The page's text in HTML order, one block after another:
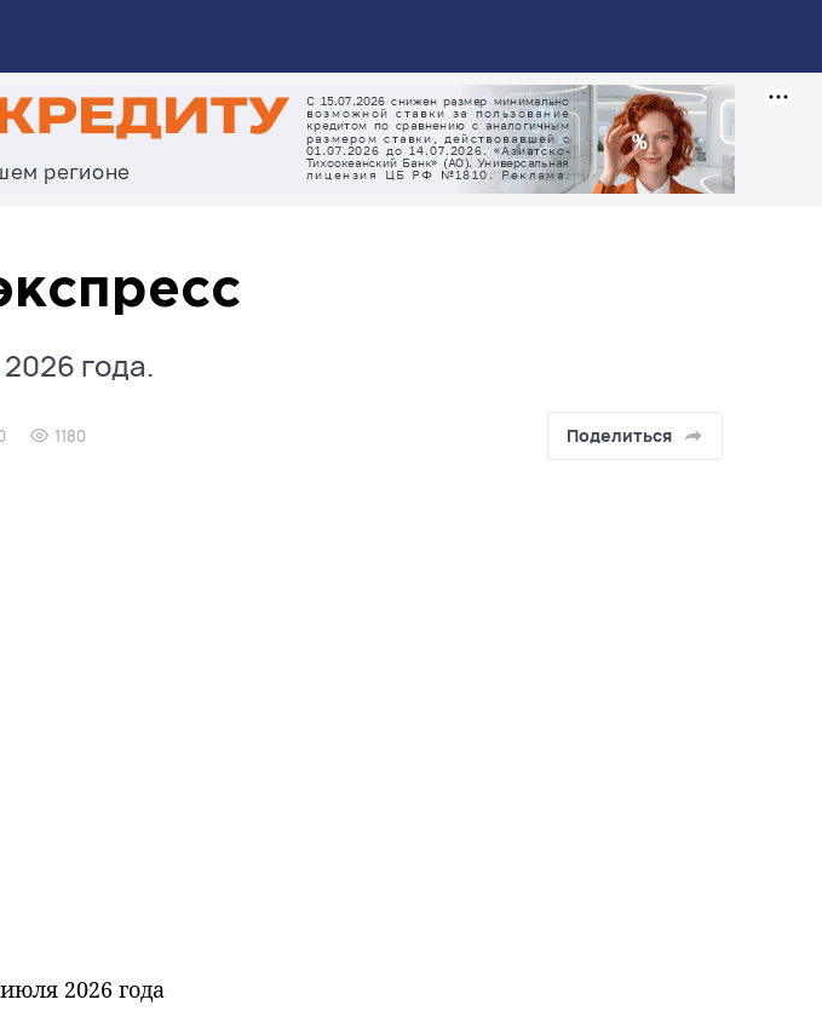
года.
1180 Поделиться
2026 года